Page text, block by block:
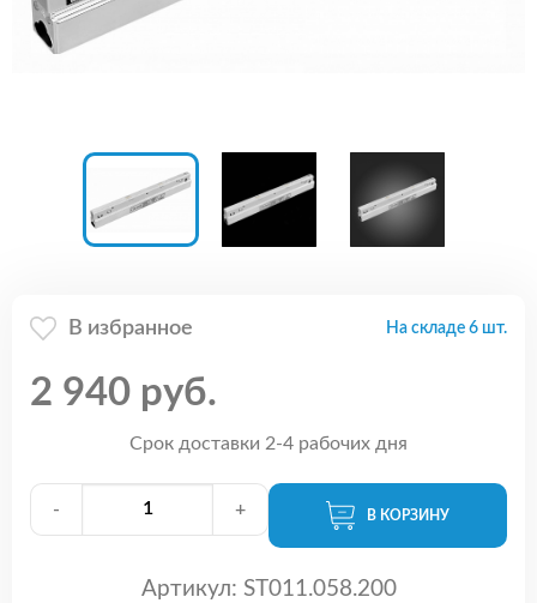
В избранное На складе 6 шт.
2 940 руб.
Срок доставки 2-4 рабочих дня
- + В КОРЗИНУ
Артикул: ST011.058.200